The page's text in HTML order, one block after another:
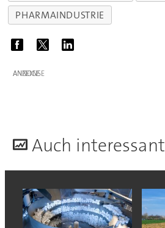
PHARMAINDUSTRIE
ANZEIGE
Auch interessant